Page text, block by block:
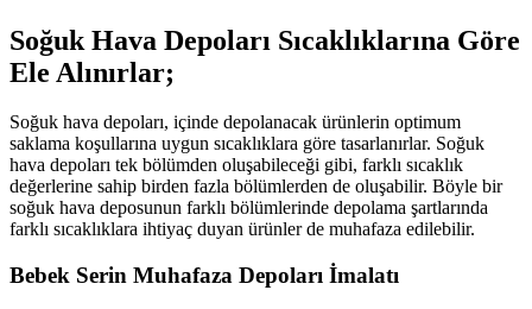
Soğuk Hava Depoları Sıcaklıklarına Göre
Ele Alınırlar;
Soğuk hava depoları, içinde depolanacak ürünlerin optimum
saklama koşullarına uygun sıcaklıklara göre tasarlanırlar. Soğuk
hava depoları tek bölümden oluşabileceği gibi, farklı sıcaklık
değerlerine sahip birden fazla bölümlerden de oluşabilir. Böyle bir
soğuk hava deposunun farklı bölümlerinde depolama şartlarında
farklı sıcaklıklara ihtiyaç duyan ürünler de muhafaza edilebilir.
Bebek Serin Muhafaza Depoları İmalatı